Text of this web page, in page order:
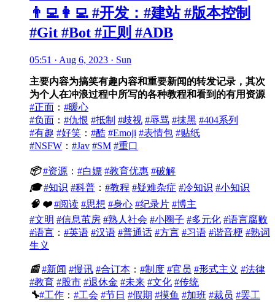
👨‍💻👩‍💻 #开发：#建站 #版本控制
#Git #Bot #正则 #ADB
05:51 · Aug 6, 2023 · Sun
主要内容为搞笑有趣内容和重要新闻的转发记录，其次
为个人在冲浪过程中所写的各种教程和看到的有用资源
#正面 ： #暖心
#负面 ： #仇恨 #抵制 #歧视 #辱骂 #抹黑 #404系列
#有趣 #好笑 ： #酷 #Emoji #表情包 #贴纸
#NSFW ： #Jav #SM #重口
📦 #资源 ： #白嫖 #教育优惠 #破解
🎓 #知识 #科普 ： #教程 #疑难杂症 #冷知识 #小知识
🧠 ❤️ #阅读 #思想 #身心 #纪录片 #博主
#文明 #信息茧房 #熟人社会 #小圈子 #多元化 #语言腐败
#语言 ： #英语 #汉语 #普通话 #方言 #习语 #谐音梗 #熟词
生义
📰 #新闻 #慢讯 #合订本 ： #制度 #官员 #形式主义 #法律
#教育 #股市 #退休金 #未来 #文化 #传统
🔧#工作 ： #工会 #节日 #假期 #摸鱼 #加班 #裁员 #罢工